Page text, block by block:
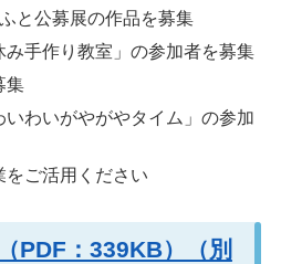
と公募展の作品を募集
手作り教室」の参加者を募集
集
いわいがやがやタイム」の参加
をご活用ください
PDF：339KB）（別